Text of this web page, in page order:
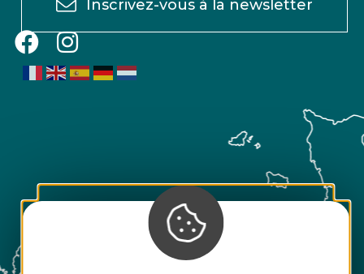
Inscrivez-vous à la newsletter